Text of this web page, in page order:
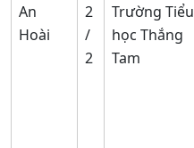
An
Hoài
2
/
2
Trường Tiểu
học Thắng
Tam